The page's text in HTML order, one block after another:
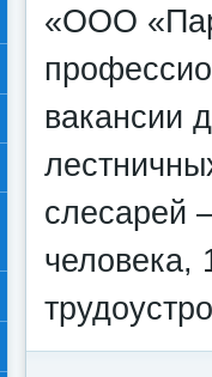
«ООО
вакансии
слесарей
человека,